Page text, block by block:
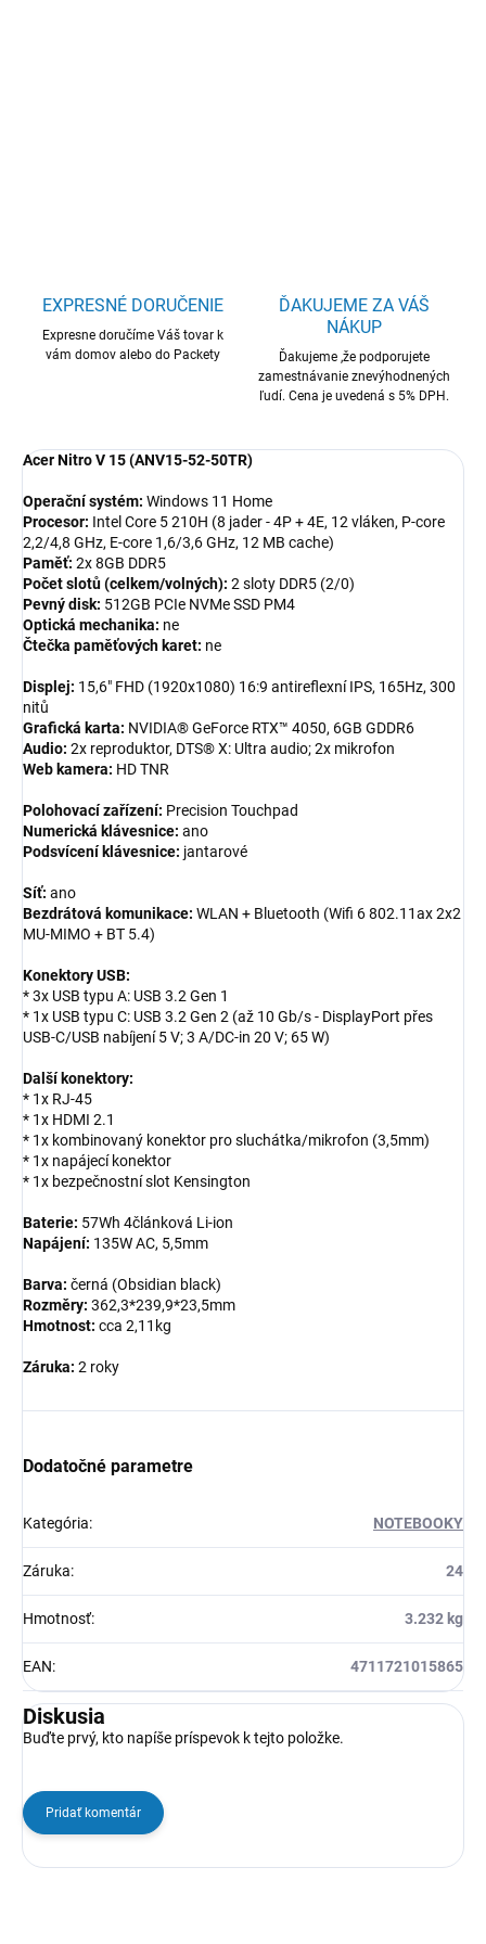
EXPRESNÉ DORUČENIE
Expresne doručíme Váš tovar k
vám domov alebo do Packety
ĎAKUJEME ZA VÁŠ
NÁKUP
Ďakujeme ,že podporujete
zamestnávanie znevýhodnených
ľudí. Cena je uvedená s 5% DPH.
Acer Nitro V 15 (ANV15-52-50TR)
Operační systém: Windows 11 Home
Procesor: Intel Core 5 210H (8 jader - 4P + 4E, 12 vláken, P-core
2,2/4,8 GHz, E-core 1,6/3,6 GHz, 12 MB cache)
Paměť: 2x 8GB DDR5
Počet slotů (celkem/volných): 2 sloty DDR5 (2/0)
Pevný disk: 512GB PCIe NVMe SSD PM4
Optická mechanika: ne
Čtečka paměťových karet: ne
Displej: 15,6" FHD (1920x1080) 16:9 antireflexní IPS, 165Hz, 300
nitů
Grafická karta: NVIDIA® GeForce RTX™ 4050, 6GB GDDR6
Audio: 2x reproduktor, DTS® X: Ultra audio; 2x mikrofon
Web kamera: HD TNR
Polohovací zařízení: Precision Touchpad
Numerická klávesnice: ano
Podsvícení klávesnice: jantarové
Síť: ano
Bezdrátová komunikace: WLAN + Bluetooth (Wifi 6 802.11ax 2x2
MU-MIMO + BT 5.4)
Konektory USB:
* 3x USB typu A: USB 3.2 Gen 1
* 1x USB typu C: USB 3.2 Gen 2 (až 10 Gb/s - DisplayPort přes
USB-C/USB nabíjení 5 V; 3 A/DC-in 20 V; 65 W)
Další konektory:
* 1x RJ-45
* 1x HDMI 2.1
* 1x kombinovaný konektor pro sluchátka/mikrofon (3,5mm)
* 1x napájecí konektor
* 1x bezpečnostní slot Kensington
Baterie: 57Wh 4článková Li-ion
Napájení: 135W AC, 5,5mm
Barva: černá (Obsidian black)
Rozměry: 362,3*239,9*23,5mm
Hmotnost: cca 2,11kg
Záruka: 2 roky
Dodatočné parametre
Kategória: NOTEBOOKY
Záruka: 24
Hmotnosť: 3.232 kg
EAN: 4711721015865
Diskusia
Buďte prvý, kto napíše príspevok k tejto položke.
Pridať komentár